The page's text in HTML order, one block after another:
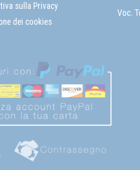
sulla Privacy
dei cookies
Voc.